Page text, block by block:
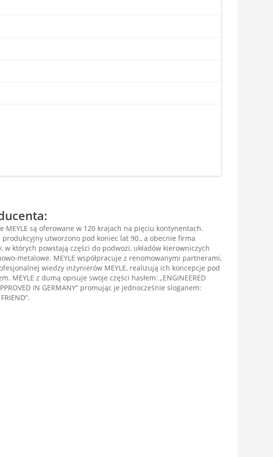
MEYLE są oferowane w 120 krajach na pięciu kontynentach.
produkcyjny utworzono pod koniec lat 90., a obecnie firma
w których powstają części do podwozi, układów kierowniczych
metalowe. MEYLE współpracuje z renomowanymi partnerami,
wiedzy inżynierów MEYLE, realizują ich koncepcje pod
MEYLE z dumą opisuje swoje części hasłem: „ENGINEERED
IN GERMANY” promując je jednocześnie sloganem: